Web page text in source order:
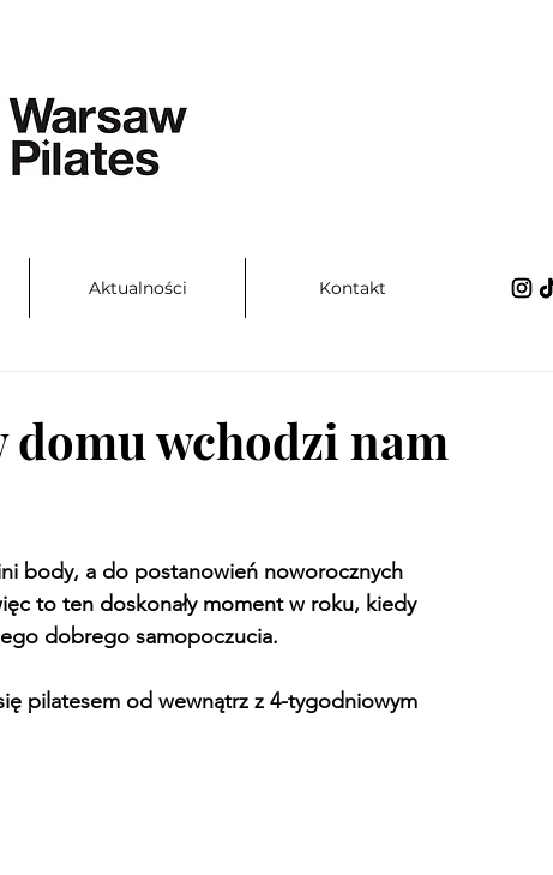
Aktualności Kontakt
wchodzi nam
body, a do postanowień noworocznych
to ten doskonały moment w roku, kiedy
dobrego samopoczucia.
pilatesem od wewnątrz z 4-tygodniowym